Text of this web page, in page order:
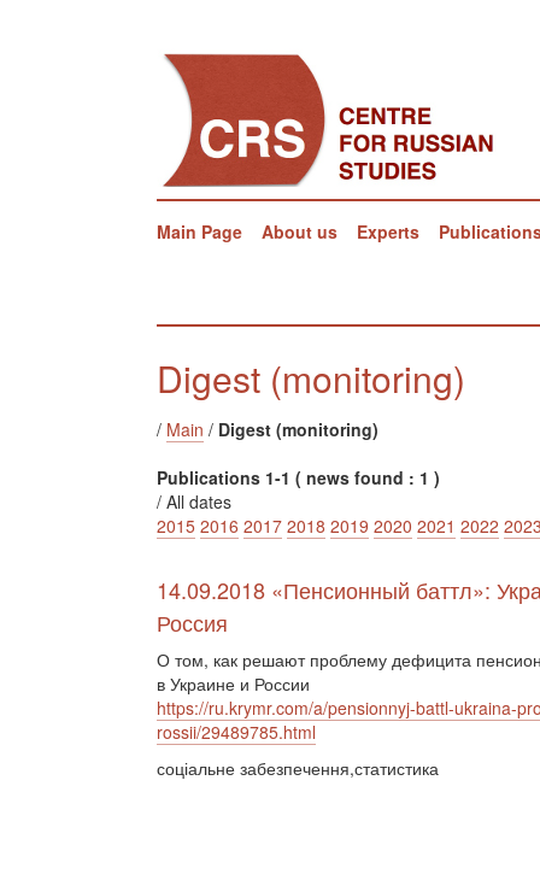
Main Page About us Experts
Digest (monitoring)
/ Main / Digest (monitoring)
Publications 1-1 ( news found : 1 )
/ All dates
2015 2016 2017 2018 2019 2020 2021 2022
14.09.2018 «Пенсионный баттл»:
Россия
О том, как решают проблему дефицита
в Украине и России
https://ru.krymr.com/a/pensionnyj-battl-ukraina-
rossii/29489785.html
соціальне забезпечення,статистика